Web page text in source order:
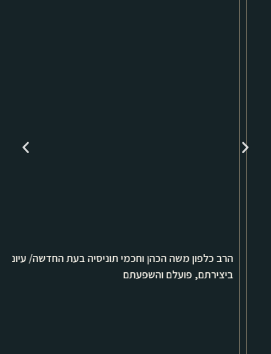
הרב כלפון משה הכהן וחכמי תוניסיה בעת החדשה/ עיונים
ביצירתם, פועלם והשפעתם